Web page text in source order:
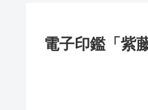
電子印鑑「紫